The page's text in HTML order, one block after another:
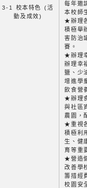
3-1 校本特色 (活
動及成效)
每年邀
本校師
★辦理
積極舉
害防治
賽。
★辦理
辦理幸
鹽、少
增進學
飲食營
★辦理
與社區
農園，
★重視
積極利
生、健
育等重
★營造
改善學
籌措經
校園安